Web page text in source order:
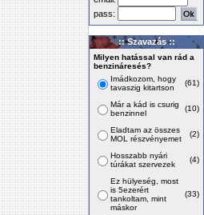
pass:
:: Szavazás ::
Milyen hatással van rád a
benzináresés?
Imádkozom, hogy
tavaszig kitartson
(61)
Már a kád is csurig
benzinnel
(10)
Eladtam az összes
MOL részvényemet
(2)
Hosszabb nyári
túrákat szervezek
(4)
Ez hülyeség, most
is 5ezerért
tankoltam, mint
máskor
(33)